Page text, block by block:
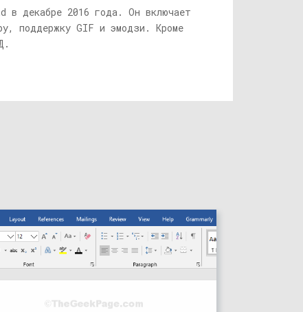
в декабре 2016 года. Он включает
поддержку GIF и эмодзи. Кроме